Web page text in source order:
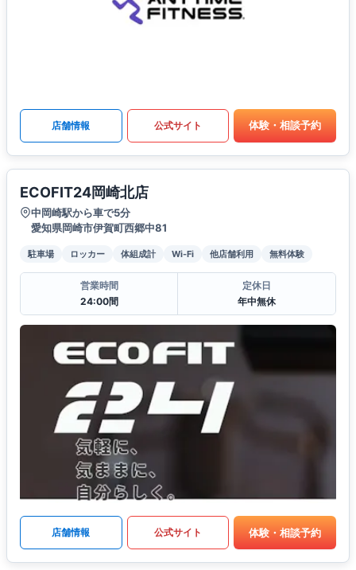
店舗情報 公式サイト 体験・相談予約
ECOFIT24岡崎北店
中岡崎駅から車で5分
愛知県岡崎市伊賀町西郷中81
駐車場 ロッカー 体組成計 Wi-Fi 他店舗利用 無料体験
営業時間
24:00間
定休日
年中無休
店舗情報 公式サイト 体験・相談予約